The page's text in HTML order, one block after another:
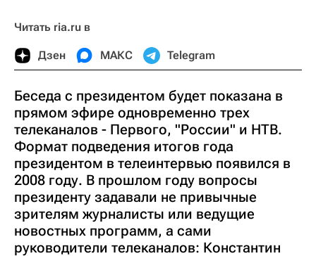
Читать ria.ru в
Дзен МАКС Telegram
Беседа с президентом будет показана в
прямом эфире одновременно трех
телеканалов - Первого, "России" и НТВ.
Формат подведения итогов года
президентом в телеинтервью появился в
2008 году. В прошлом году вопросы
президенту задавали не привычные
зрителям журналисты или ведущие
новостных программ, а сами
руководители телеканалов: Константин